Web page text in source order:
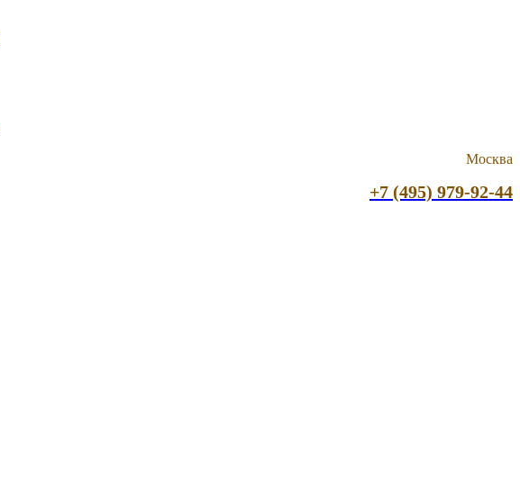
Москва
+7 (495) 979-92-44